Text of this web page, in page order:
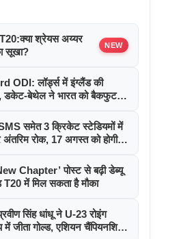
T20:क्या श्रेयस अय्यर
सूखा?
NEW
ODI: लॉर्ड्स में इंग्लैंड की
डकेट-बेथेल ने भारत को बैकफुट
समेत 3 क्रिकेट स्टेडियमों में
अंतरिम रोक, 17 अगस्त को होगी
Chapter’ पोस्ट से बढ़ी डेब्यू
में मिल सकता है मौका
सिंह धांधू ने U-23 रोइंग
जीता गोल्ड, एशियन चैंपियनशिप